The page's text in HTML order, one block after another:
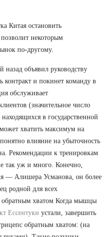
Китая остановить
некоторым
по-другому.
назад объявил руководству
контракт и покинет команду в
обслуживает
(значительное число
в государственной
хватить максимум на
влияние на убыточность
Рекомендации к тренировкам
так уж и много. Конечно,
— Алишера Усманова, он более
родной для всех
обратным хватом Когда мышцы
Ессентуки устали, завершить
обратным хватом: (на